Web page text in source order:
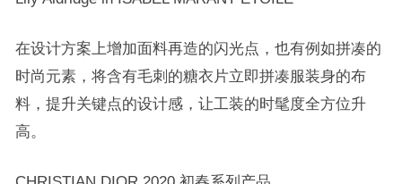
在设计方案上增加面料再造的闪光点，也有例如拼凑的
时尚元素，将含有毛刺的糖衣片立即拼凑服装身的布
料，提升关键点的设计感，让工装的时髦度全方位升
高。